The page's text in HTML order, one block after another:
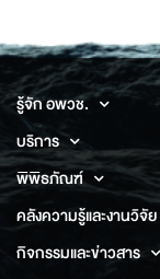
รู้จัก อพวช.
บริการ
พิพิธภัณฑ์
คลังความรู้และงานวิจัย
กิจกรรมและข่าวสาร